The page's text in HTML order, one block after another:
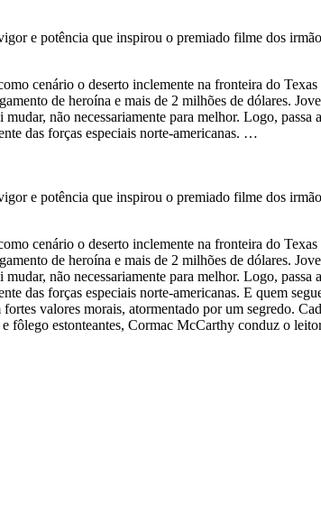
e potência que inspirou o premiado filme dos
cenário o deserto inclemente na fronteira do
de heroína e mais de 2 milhões de dólares.
não necessariamente para melhor. Logo,
das forças especiais norte-americanas. …
e potência que inspirou o premiado filme dos
cenário o deserto inclemente na fronteira do
de heroína e mais de 2 milhões de dólares.
não necessariamente para melhor. Logo,
das forças especiais norte-americanas. E quem
valores morais, atormentado por um segredo.
fôlego estonteantes, Cormac McCarthy conduz o